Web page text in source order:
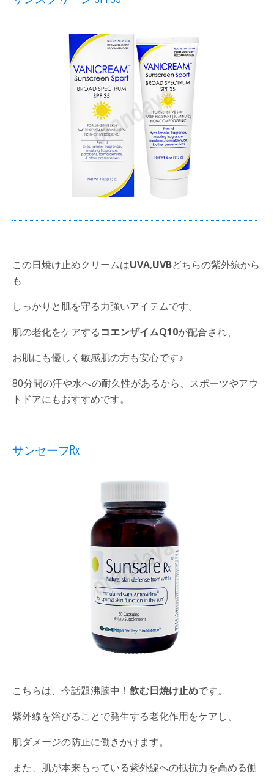
この日焼け止めクリームはUVA,UVBどちらの紫外線から
も
しっかりと肌を守る力強いアイテムです。
肌の老化をケアするコエンザイムQ10が配合され、
お肌にも優しく敏感肌の方も安心です♪
80分間の汗や水への耐久性があるから、スポーツやアウ
トドアにもおすすめです。
サンセーフRx
こちらは、今話題沸騰中！ 飲む日焼け止めです。
紫外線を浴びることで発生する老化作用をケアし、
肌ダメージの防止に働きかけます。
また、肌が本来もっている紫外線への抵抗力を高める働